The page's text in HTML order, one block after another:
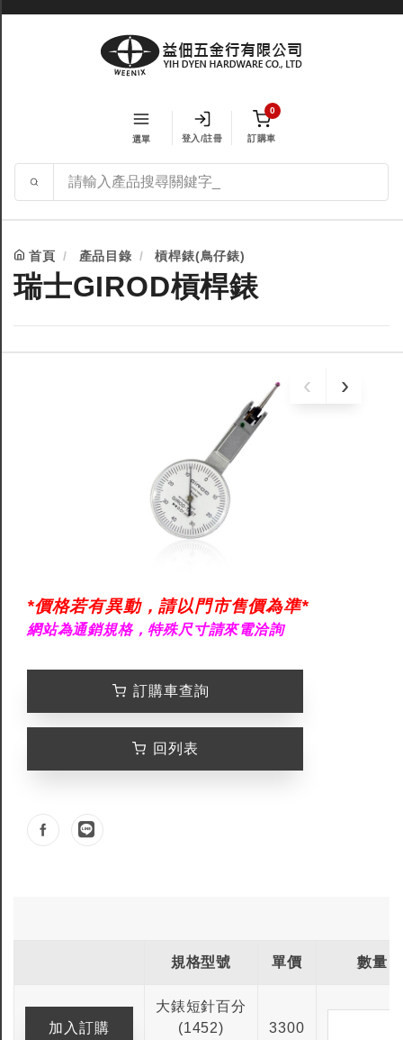
選單 登入/註冊
0
訂購車
首頁 產品目錄 槓桿錶(鳥仔錶)
瑞士GIROD槓桿錶
*價格若有異動，請以門市售價為準*
網站為通銷規格，特殊尺寸請來電洽詢
訂購車查詢
回列表
規格型號 單價 數量
大錶短針百分
(1452)
3300